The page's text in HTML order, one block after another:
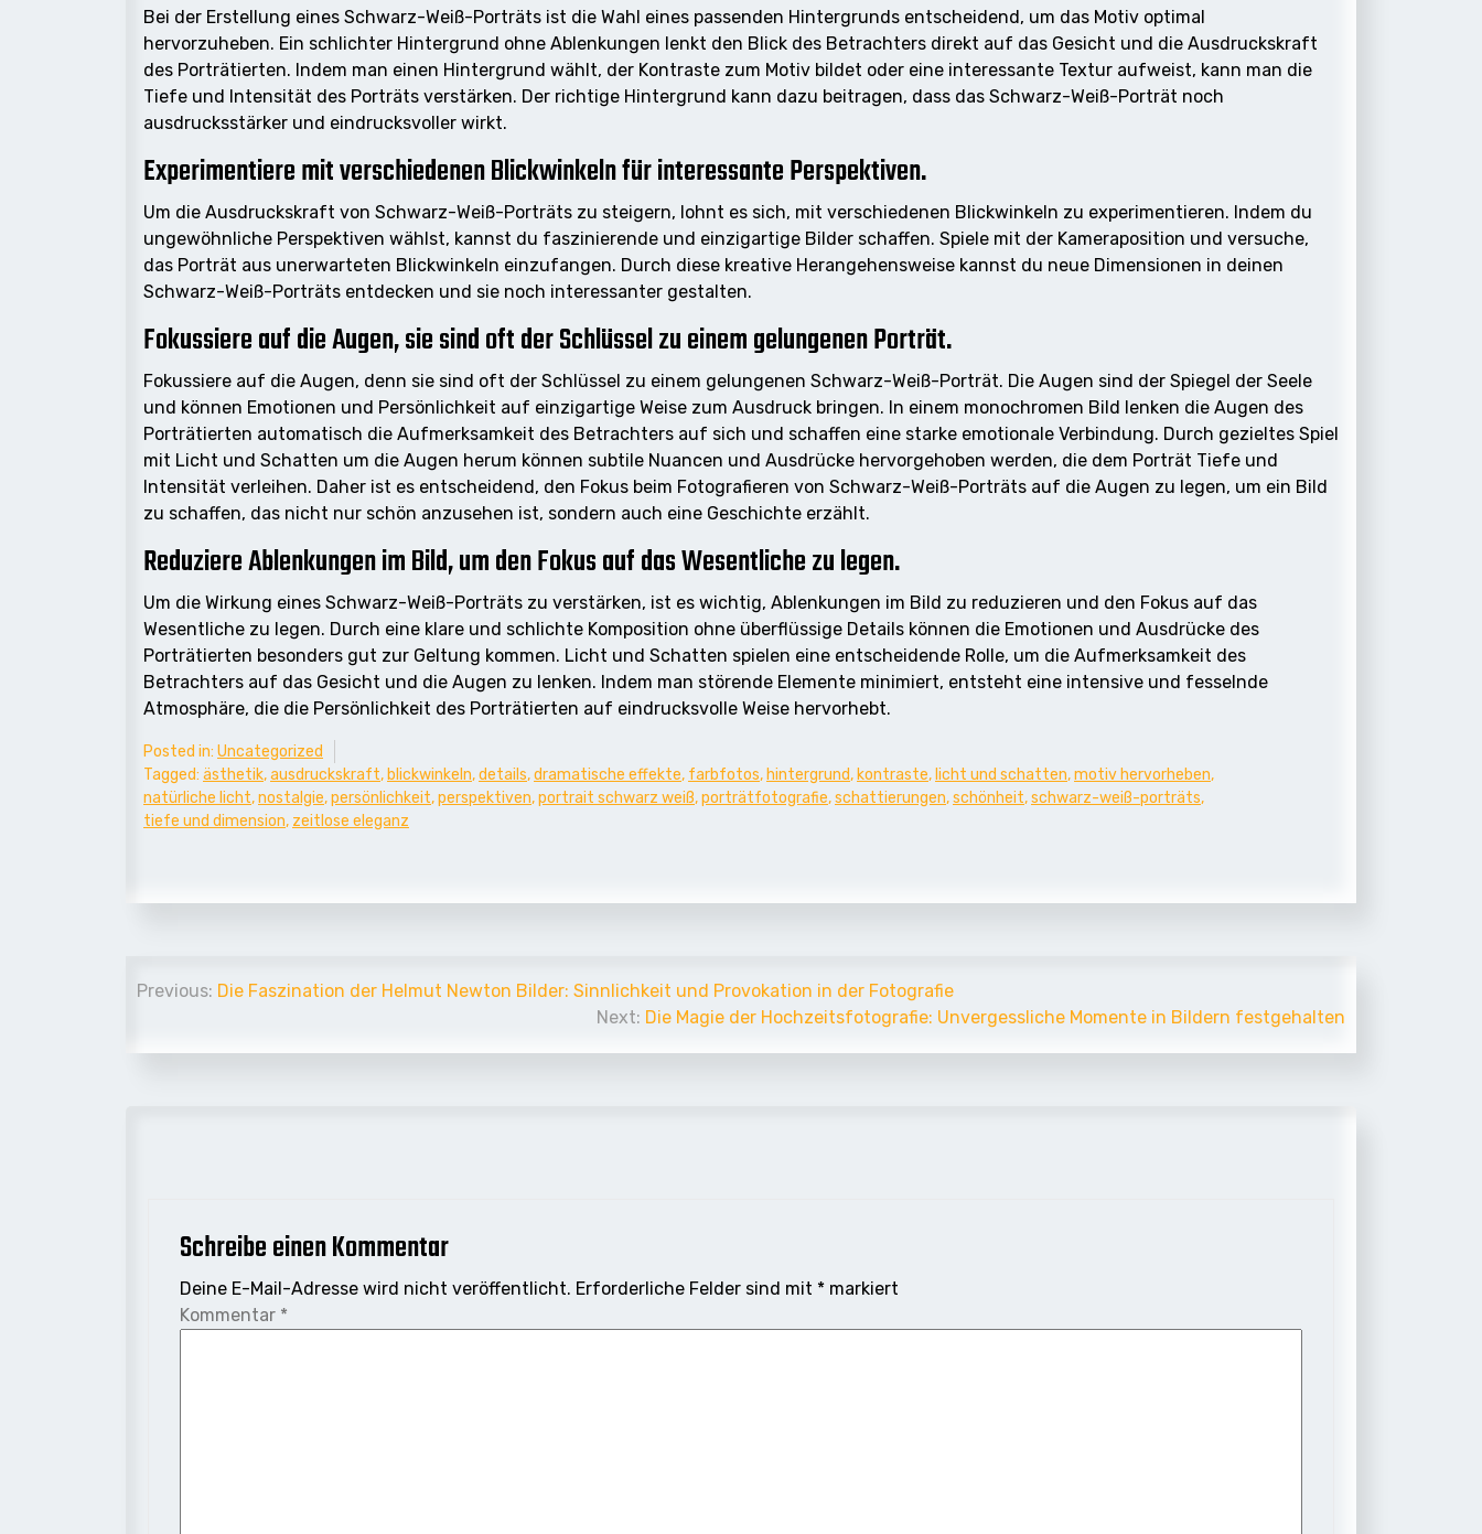
Bei der Erstellung eines Schwarz-Weiß-Porträts ist die Wahl eines passenden Hintergrunds entscheidend, um das Motiv optimal
hervorzuheben. Ein schlichter Hintergrund ohne Ablenkungen lenkt den Blick des Betrachters direkt auf das Gesicht und die Ausdruckskraft
des Porträtierten. Indem man einen Hintergrund wählt, der Kontraste zum Motiv bildet oder eine interessante Textur aufweist, kann man die
Tiefe und Intensität des Porträts verstärken. Der richtige Hintergrund kann dazu beitragen, dass das Schwarz-Weiß-Porträt noch
ausdrucksstärker und eindrucksvoller wirkt.
Experimentiere mit verschiedenen Blickwinkeln für interessante Perspektiven.
Um die Ausdruckskraft von Schwarz-Weiß-Porträts zu steigern, lohnt es sich, mit verschiedenen Blickwinkeln zu experimentieren. Indem du
ungewöhnliche Perspektiven wählst, kannst du faszinierende und einzigartige Bilder schaffen. Spiele mit der Kameraposition und versuche,
das Porträt aus unerwarteten Blickwinkeln einzufangen. Durch diese kreative Herangehensweise kannst du neue Dimensionen in deinen
Schwarz-Weiß-Porträts entdecken und sie noch interessanter gestalten.
Fokussiere auf die Augen, sie sind oft der Schlüssel zu einem gelungenen Porträt.
Fokussiere auf die Augen, denn sie sind oft der Schlüssel zu einem gelungenen Schwarz-Weiß-Porträt. Die Augen sind der Spiegel der Seele
und können Emotionen und Persönlichkeit auf einzigartige Weise zum Ausdruck bringen. In einem monochromen Bild lenken die Augen des
Porträtierten automatisch die Aufmerksamkeit des Betrachters auf sich und schaffen eine starke emotionale Verbindung. Durch gezieltes Spiel
mit Licht und Schatten um die Augen herum können subtile Nuancen und Ausdrücke hervorgehoben werden, die dem Porträt Tiefe und
Intensität verleihen. Daher ist es entscheidend, den Fokus beim Fotografieren von Schwarz-Weiß-Porträts auf die Augen zu legen, um ein Bild
zu schaffen, das nicht nur schön anzusehen ist, sondern auch eine Geschichte erzählt.
Reduziere Ablenkungen im Bild, um den Fokus auf das Wesentliche zu legen.
Um die Wirkung eines Schwarz-Weiß-Porträts zu verstärken, ist es wichtig, Ablenkungen im Bild zu reduzieren und den Fokus auf das
Wesentliche zu legen. Durch eine klare und schlichte Komposition ohne überflüssige Details können die Emotionen und Ausdrücke des
Porträtierten besonders gut zur Geltung kommen. Licht und Schatten spielen eine entscheidende Rolle, um die Aufmerksamkeit des
Betrachters auf das Gesicht und die Augen zu lenken. Indem man störende Elemente minimiert, entsteht eine intensive und fesselnde
Atmosphäre, die die Persönlichkeit des Porträtierten auf eindrucksvolle Weise hervorhebt.
Posted in: Uncategorized
Tagged: ästhetik,ausdruckskraft, blickwinkeln,details,dramatische effekte, farbfotos, hintergrund, kontraste, licht und schatten,motiv hervorheben,
natürliche licht,nostalgie,persönlichkeit,perspektiven,portrait schwarz weiß,porträtfotografie,schattierungen,schönheit,schwarz-weiß-porträts,
tiefe und dimension, zeitlose eleganz
Beitrags-
Previous: Die Faszination der Helmut Newton Bilder: Sinnlichkeit und Provokation in der Fotografie
Next: Die Magie der Hochzeitsfotografie: Unvergessliche Momente in Bildern festgehalten
Schreibe einen Kommentar
Deine E-Mail-Adresse wird nicht veröffentlicht. Erforderliche Felder sind mit * markiert
Kommentar *